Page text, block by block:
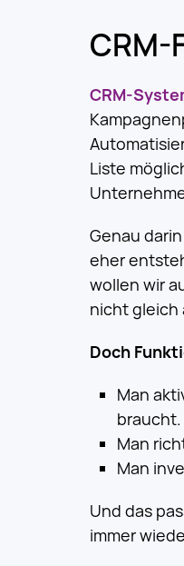
CRM-
Liste
Genau
eher
wollen wir
nicht gleich
Doch
Man
braucht.
Man
Man
Und das
immer